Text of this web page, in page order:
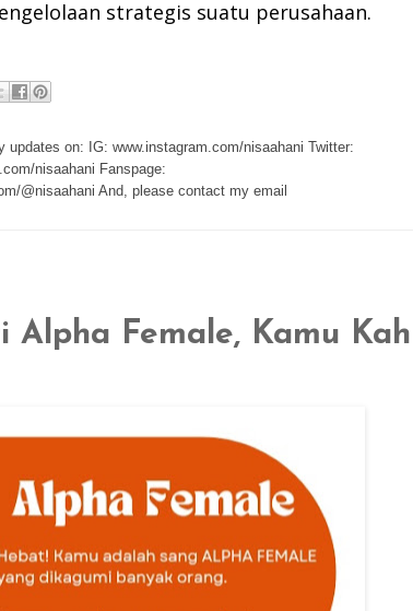
strategis suatu perusahaan.
on: IG: www.instagram.com/nisaahani Twitter:
nisaahani Fanspage:
@nisaahani And, please contact my email
Female, Kamu Kah